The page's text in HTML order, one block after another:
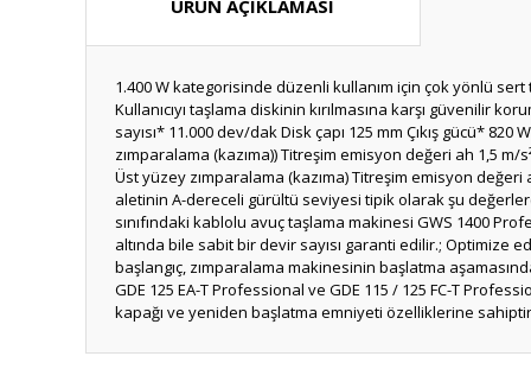
ÜRÜN AÇIKLAMASI
1.400 W kategorisinde düzenli kullanım için çok yönlü sert
Kullanıcıyı taşlama diskinin kırılmasına karşı güvenilir
sayısı* 11.000 dev/dak Disk çapı 125 mm Çıkış gücü*
zımparalama (kazıma)) Titreşim emisyon değeri ah 1,5 m/
Üst yüzey zımparalama (kazıma) Titreşim emisyon değeri
aletinin A-dereceli gürültü seviyesi tipik olarak şu
sınıfındaki kablolu avuç taşlama makinesi GWS 1400
altında bile sabit bir devir sayısı garanti edilir.; Optimize
başlangıç, zımparalama makinesinin başlatma
GDE 125 EA-T Professional ve GDE 115 / 125 FC-T
kapağı ve yeniden başlatma emniyeti özelliklerine